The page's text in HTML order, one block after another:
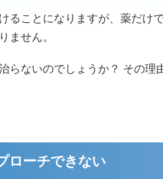
ることになりますが、薬だけ
ません。
らないのでしょうか？ その理
ローチできない